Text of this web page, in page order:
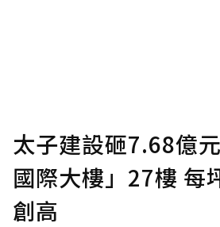
太子建設砸7.68億
國際大樓」27樓 每
創高